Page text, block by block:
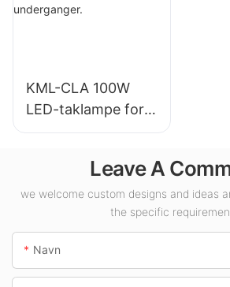
innendørsbelysning
KML-CLA 100W
LED-taklampe for
innendørsområder
bensinstasjoner og
underganger.
Leave A
we welcome custom designs and ideas
the specific
Navn